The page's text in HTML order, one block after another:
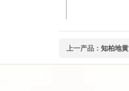
上一产品： 知柏地